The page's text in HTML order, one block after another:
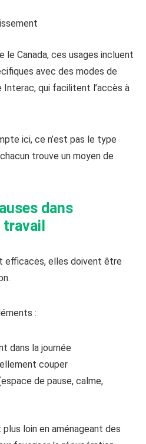
le Canada, ces usages incluent
avec des modes de
qui facilitent l’accès à
ici, ce n’est pas le type
trouve un moyen de
dans
travail
efficaces, elles doivent être
:
dans la journée
couper
de pause, calme,
loin en aménageant des